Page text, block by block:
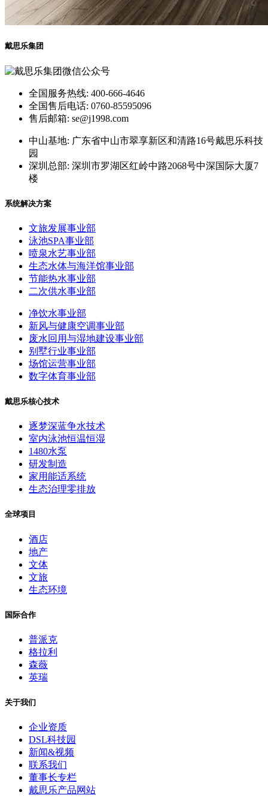
戴思乐集团
全国服务热线: 400-666-4646
全国售后电话: 0760-85595096
售后邮箱: se@j1998.com
中山基地: 广东省中山市翠享新区和清路16号戴思乐科技
园
深圳总部: 深圳市罗湖区红岭中路2068号中深国际大厦7
楼
系统解决方案
文旅发展事业部
泳池SPA事业部
喷泉水艺事业部
生态水体与海洋馆事业部
节能热水事业部
二次供水事业部
净饮水事业部
新风与健康空调事业部
废水回用与湿地建设事业部
别墅行业事业部
场馆运营事业部
数字体育事业部
戴思乐核心技术
逐梦深蓝争水技术
室内泳池恒温恒湿
1480水泵
研发制造
家用能适系统
生态治理零排放
全球项目
酒店
地产
文体
文旅
生态环境
国际合作
普派克
格拉利
森薇
英瑞
关于我们
企业资质
DSL科技园
新闻&视频
联系我们
董事长专栏
戴思乐产品网站